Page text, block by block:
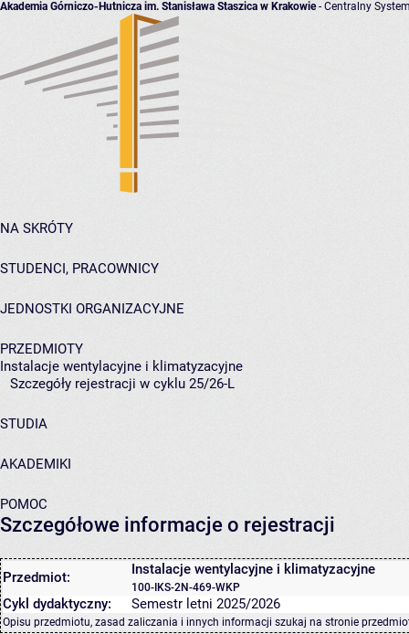
Akademia Górniczo-Hutnicza im. Stanisława Staszica w Krakowie- Centralny
NA SKRÓTY
STUDENCI, PRACOWNICY
JEDNOSTKI ORGANIZACYJNE
PRZEDMIOTY
Instalacje wentylacyjne i klimatyzacyjne
Szczegóły rejestracji w cyklu 25/26-L
STUDIA
AKADEMIKI
POMOC
Szczegółowe informacje o rejestracji
Przedmiot: Instalacje wentylacyjne i klimatyzacyjne
100-IKS-2N-469-WKP
Cykl dydaktyczny: Semestr letni 2025/2026
Opisu przedmiotu, zasad zaliczania i innych informacji szukaj na stronie